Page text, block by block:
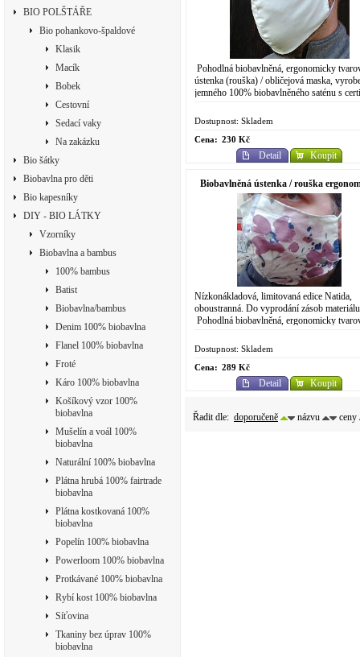
BIO POLŠTÁŘE
Bio pohankovo-špaldové
Klasik
Macík
Bobek
Cestovní
Sedací vaky
Na zakázku
Bio šátky
Biobavlna pro děti
Bio kapesníky
DIY - BIO LÁTKY
Vzorníky
Biobavlna a bambus
100% bambus
Batist
Biobavlna/bambus
Denim 100% biobavlna
Flanel 100% biobavlna
Froté
Káro 100% biobavlna
Košíkový vzor 100%
biobavlna
Mušelín a voál 100%
biobavlna
Naturální 100% biobavlna
Plátna hrubá 100% fairtrade
biobavlna
Plátna kostkovaná 100%
biobavlna
Popelín 100% biobavlna
Powerloom 100% biobavlna
Protkávané 100% biobavlna
Rybí kost 100% biobavlna
Síťovina
Tkaniny bez úprav 100%
biobavlna
Pohodlná biobavlněná, ergonomicky
ústenka (rouška) / obličejová maska,
jemného 100% biobavlněného saténu s
Dostupnost: Skladem
Cena: 230 Kč
Detail Koupit
Biobavlněná ústenka / rouška
Natida
Nízkonákladová, limitovaná edice Natida,
oboustranná. Do vyprodání zásob
Pohodlná biobavlněná, ergonomicky
Dostupnost: Skladem
Cena: 289 Kč
Detail Koupit
Řadit dle: doporučeně názvu ceny